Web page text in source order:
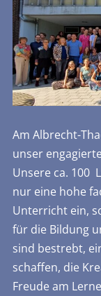
Am Albrecht-
unser
Unsere ca. 100
nur eine hohe
Unterricht ein,
für die Bildung
sind bestrebt,
schaffen, die
Freude am